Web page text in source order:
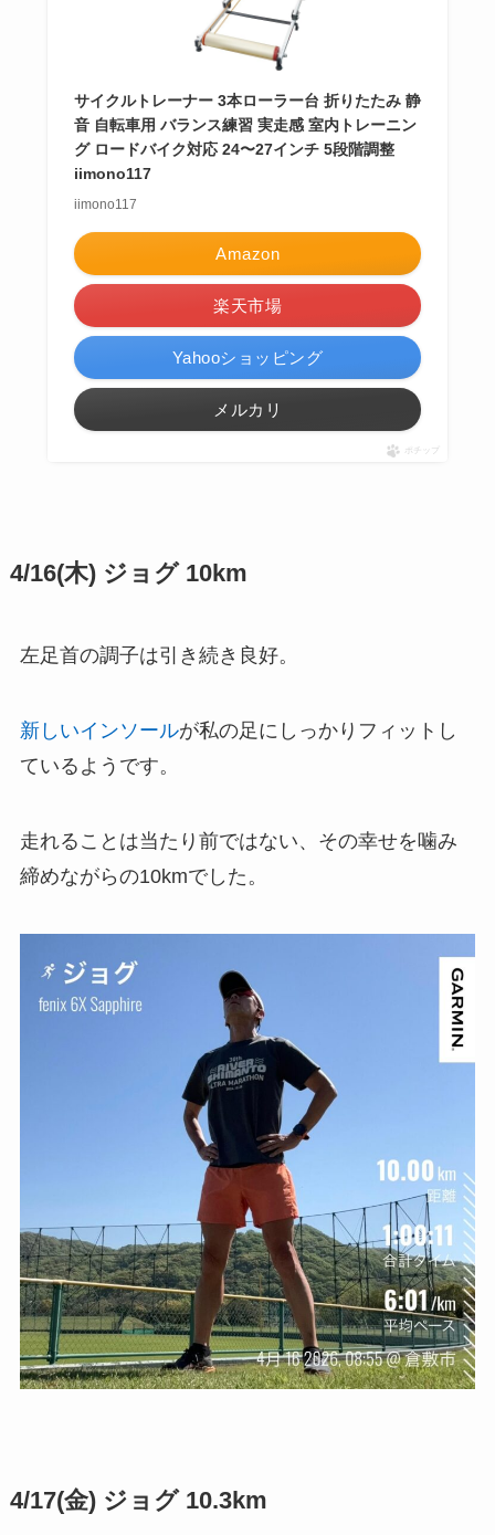
サイクルトレーナー 3本ローラー台 折りたたみ 静
音 自転車用 バランス練習 実走感 室内トレーニン
グ ロードバイク対応 24〜27インチ 5段階調整
iimono117
iimono117
Amazon
楽天市場
Yahooショッピング
メルカリ
ポチップ
4/16(木) ジョグ 10km
左足首の調子は引き続き良好。
新しいインソールが私の足にしっかりフィットし
ているようです。
走れることは当たり前ではない、その幸せを噛み
締めながらの10kmでした。
4/17(金) ジョグ 10.3km